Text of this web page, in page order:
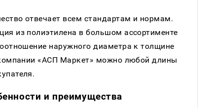
отвечает всем стандартам и нормам.
из полиэтилена в большом ассортименте
наружного диаметра к толщине
«АСП Маркет» можно любой длины
и преимущества